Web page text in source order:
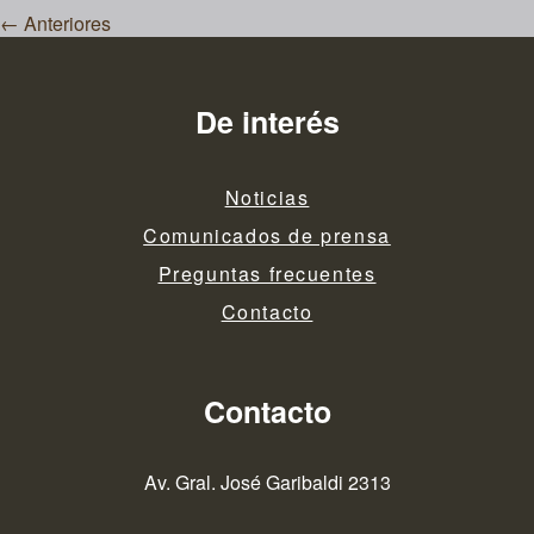
de
← Anteriores
De interés
Noticias
Comunicados de prensa
Preguntas frecuentes
Contacto
Contacto
Av. Gral. José Garibaldi 2313